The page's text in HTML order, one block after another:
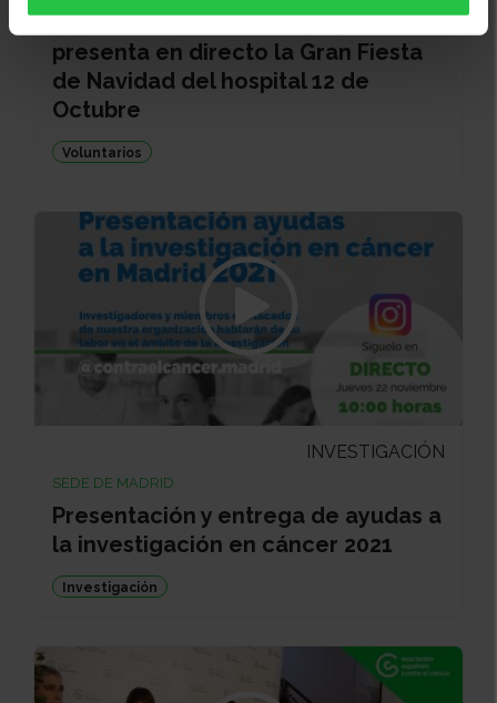
El 16 de diciembre, Tony Aguilar
presenta en directo la Gran Fiesta
de Navidad del hospital 12 de
Octubre
Voluntarios
INVESTIGACIÓN
SEDE DE MADRID
Presentación y entrega de ayudas a
la investigación en cáncer 2021
Investigación